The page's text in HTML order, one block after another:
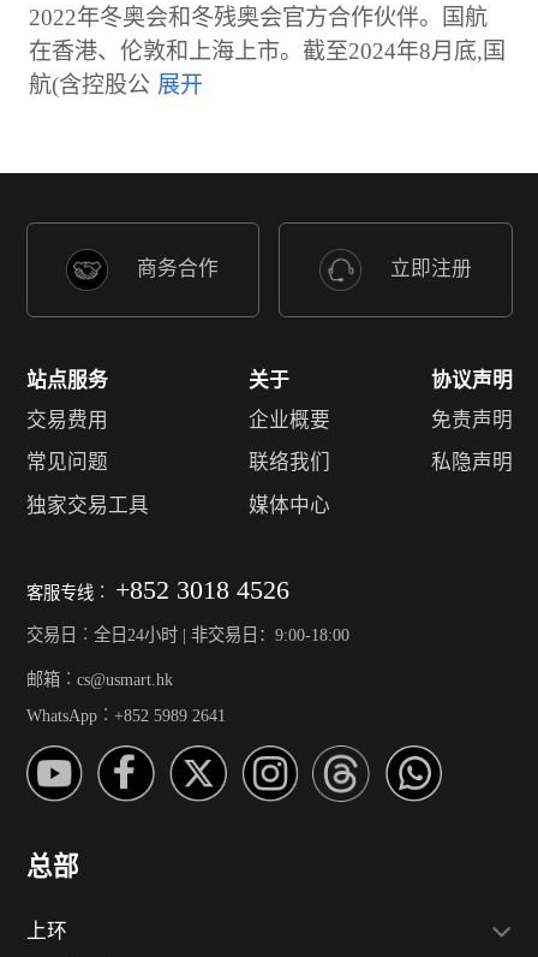
2022年冬奥会和冬残奥会官方合作伙伴。国航
在香港、伦敦和上海上市。截至2024年8月底,国
航(含控股公
商务合作 立即注册
站点服务
交易费用
常见问题
独家交易工具
关于
企业概要
联络我们
媒体中心
协议声明
免责声明
私隐声明
客服专线︰ +852 3018 4526
交易日︰全日24小时 | 非交易日：9:00-18:00
邮箱︰cs@usmart.hk
WhatsApp︰+852 5989 2641
总部
上环